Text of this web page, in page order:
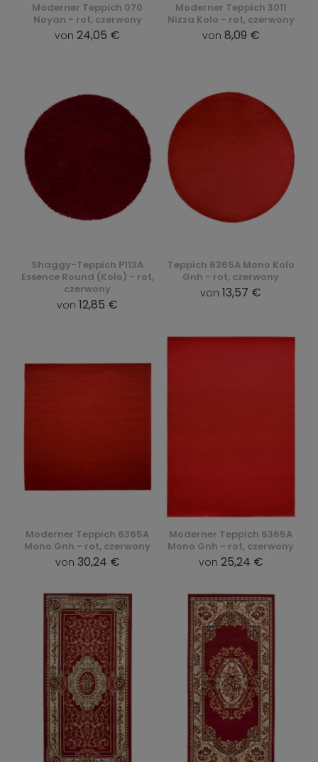
Moderner Teppich 070
Noyan - rot, czerwony
von 24,05 €
Moderner Teppich 3011
Nizza Kolo - rot, czerwony
von 8,09 €
Shaggy-Teppich P113A
Essence Round (Koło) - rot,
czerwony
von 12,85 €
Teppich 6365A Mono Kolo
Gnh - rot, czerwony
von 13,57 €
Moderner Teppich 6365A
Mono Gnh - rot, czerwony
von 30,24 €
Moderner Teppich 6365A
Mono Gnh - rot, czerwony
von 25,24 €